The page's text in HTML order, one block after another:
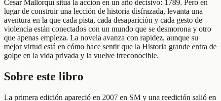
César Mallorquí sitúa la acción en un año decisivo: 1789. Pero en
lugar de construir una lección de historia disfrazada, levanta una
aventura en la que cada pista, cada desaparición y cada gesto de
violencia están conectados con un mundo que se desmorona y otro
que apenas empieza. La novela avanza con rapidez, aunque su
mejor virtud está en cómo hace sentir que la Historia grande entra de
golpe en la vida privada y la vuelve irreconocible.
Sobre este libro
La primera edición apareció en 2007 en SM y una reedición salió en